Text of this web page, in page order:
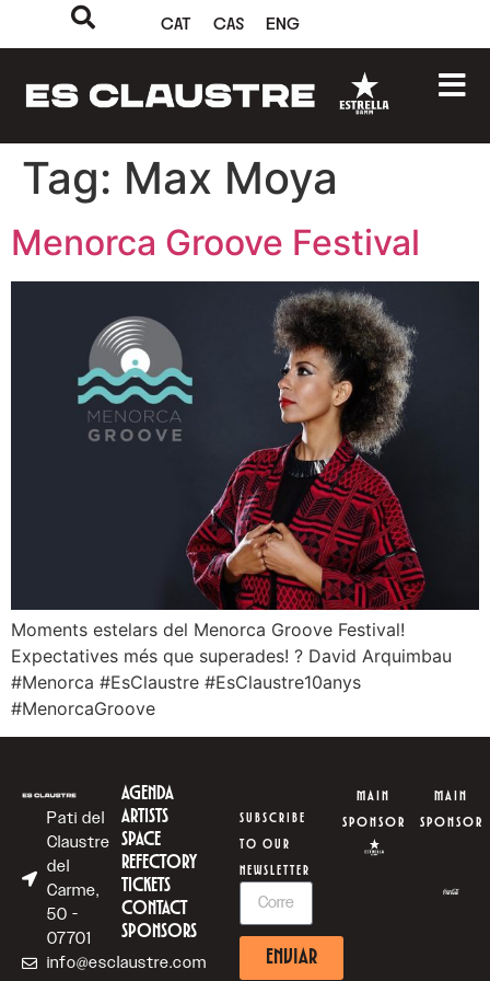
CAT CAS ENG
Tag: Max Moya
Menorca Groove Festival
Moments estelars del Menorca Groove Festival!
Expectatives més que superades! ? David Arquimbau
#Menorca #EsClaustre #EsClaustre10anys
#MenorcaGroove
Pati del
Claustre
del
Carme,
50 -
07701
info@esclaustre.com
AGENDA
ARTISTS
SPACE
REFECTORY
TICKETS
CONTACT
SPONSORS
SUBSCRIBE
TO OUR
NEWSLETTER
ENVIAR
MAIN
SPONSOR
MAIN
SPONSOR